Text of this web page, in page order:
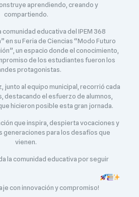
aprendiendo, creando y
compartiendo.
comunidad educativa del IPEM 368
en su Feria de Ciencias “Modo Futuro
un espacio donde el conocimiento,
de los estudiantes fueron los
protagonistas.
junto al equipo municipal, recorrió cada
destacando el esfuerzo de alumnos,
hicieron posible esta gran jornada.
que inspira, despierta vocaciones y
generaciones para los desafíos que
vienen.
la comunidad educativa por seguir
con innovación y compromiso!